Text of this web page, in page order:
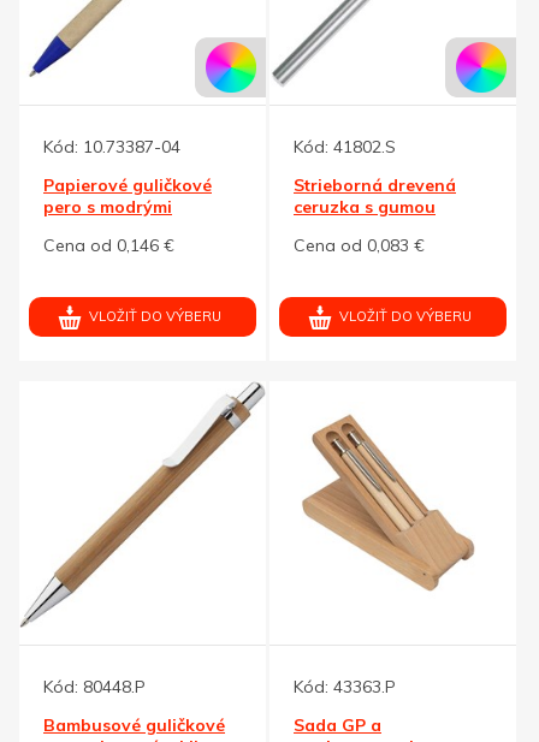
Kód: 10.73387-04
Papierové guličkové
pero s modrými
Cena od 0,146 €
VLOŽIŤ DO VÝBERU
Kód: 41802.S
Strieborná drevená
ceruzka s gumou
Cena od 0,083 €
VLOŽIŤ DO VÝBERU
Kód: 80448.P
Bambusové guličkové
Kód: 43363.P
Sada GP a